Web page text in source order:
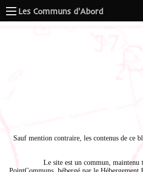
Les Communs d'Abord
Sauf mention contraire, les contenus de ce
Le site est un commun, maintenu